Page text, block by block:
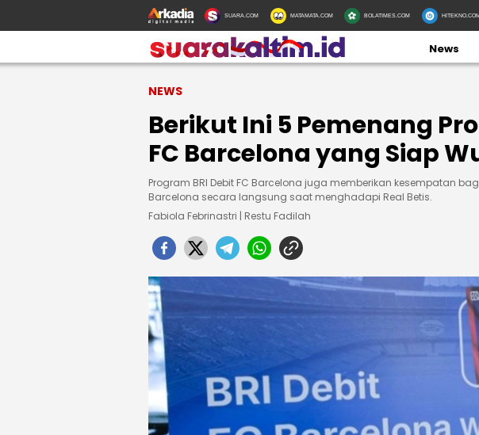
SUARA.COM MATAMATA.COM BOLATIMES.COM
News
NEWS
Berikut Ini 5 Pemenang
FC Barcelona yang Siap
Program BRI Debit FC Barcelona juga memberikan kesempatan
Barcelona secara langsung saat menghadapi Real Betis.
Fabiola Febrinastri | Restu Fadilah